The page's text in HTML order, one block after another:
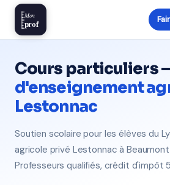
Mon
prof
Cours particuliers
d'enseignement
Lestonnac
Soutien scolaire pour les élèves du
agricole privé Lestonnac à
Professeurs qualifiés, crédit d'impôt